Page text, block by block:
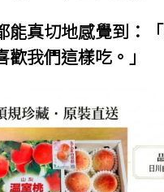
能真切地感覺到：
我們這樣吃。」